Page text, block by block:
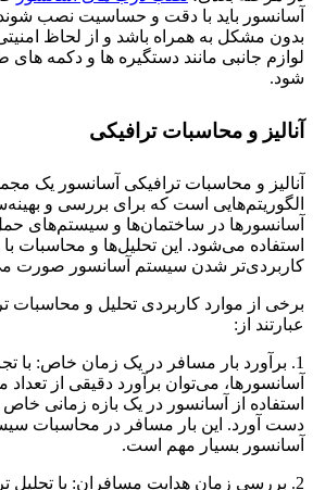
آسانسور باید با دقت و حساسیت نصب
بدون مشکل به همراه باشد و از لحاظ
لوازم جانبی مانند دستگیره ها و دکمه های
شود.
آنالیز و محاسبات ترافیکی
آنالیز و محاسبات ترافیکی آسانسور یک
الگوریتم‌هایی است که برای بررسی و
آسانسورها در ساختمان‌ها و سیستم‌های
استفاده می‌شود. این تحلیل‌ها و محاسبات
کاربردی‌تر شدن سیستم آسانسور صورت
برخی از موارد کاربردی تحلیل و محاسبات
عبارتند از:
1. برآورد بار مسافر در یک زمان خاص: با
آسانسورها، می‌توان برآورد دقیقی از
استفاده از آسانسور در یک بازه زمانی خاص
دست آورد. این بار مسافر در محاسبات
آسانسور بسیار مهم است.
2. بررسی زمان هدایت مسافران: با تحلیل